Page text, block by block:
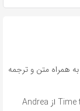
آهنگ ایتالیایی Con Te Partirò از Andrea Bocelli به همراه متن و ترجمه
آهنگ ایتالیایی Time to Say Goodbye (Con te partirò) از Andrea